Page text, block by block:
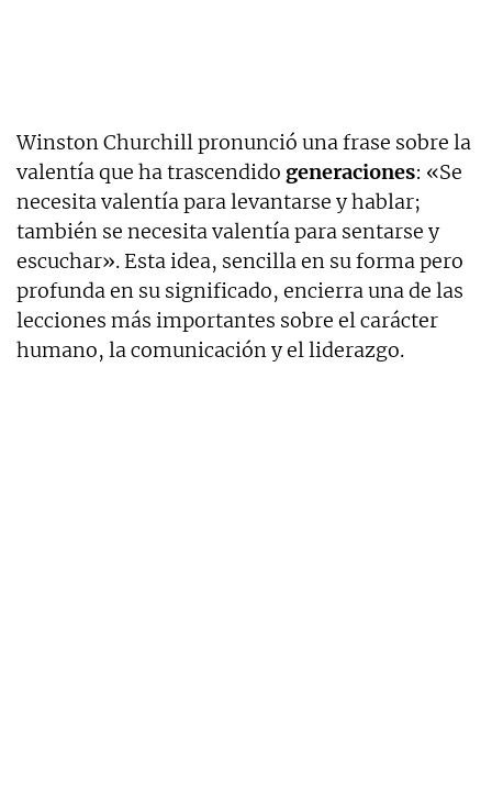
Winston Churchill pronunció una frase sobre la
valentía que ha trascendido generaciones: «Se
necesita valentía para levantarse y hablar;
también se necesita valentía para sentarse y
escuchar». Esta idea, sencilla en su forma pero
profunda en su significado, encierra una de las
lecciones más importantes sobre el carácter
humano, la comunicación y el liderazgo.